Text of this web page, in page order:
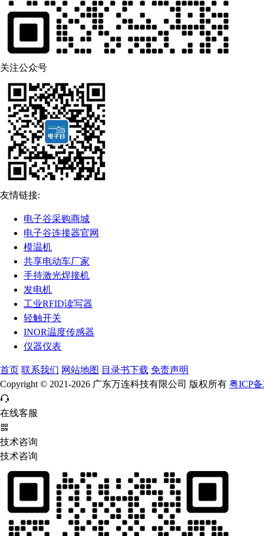
关注公众号
友情链接:
电子谷采购商城
电子谷连接器官网
模温机
共享电动车厂家
手持激光焊接机
发电机
工业RFID读写器
轻触开关
INOR温度传感器
仪器仪表
首页 联系我们 网站地图 目录书下载 免责声明
Copyright © 2021-2026 广东万连科技有限公司 版权所有 粤ICP备
在线客服
技术咨询
技术咨询